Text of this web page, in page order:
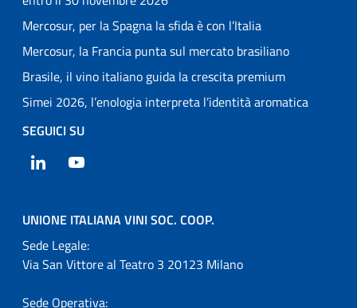
Mercosur, per la Spagna la sfida è con l’Italia
Mercosur, la Francia punta sul mercato brasiliano
Brasile, il vino italiano guida la crescita premium
Simei 2026, l’enologia interpreta l’identità aromatica
SEGUICI SU
LinkedIn
UNIONE ITALIANA VINI SOC. COOP.
Sede Legale:
Via San Vittore al Teatro 3 20123 Milano
Sede Operativa: